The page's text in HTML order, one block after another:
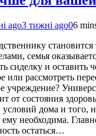
ago3 тижні ago06
становится
семья
сиделку и оставить
или рассмотреть
учреждение?
от состояния
дома и того,
необходима.
остаться…